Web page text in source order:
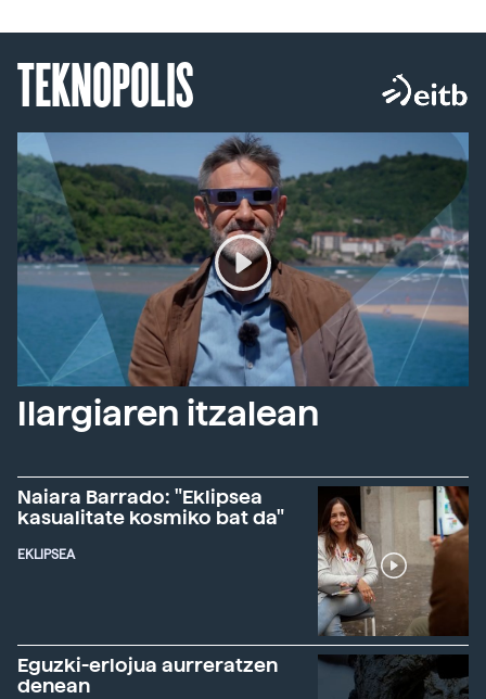
TEKNOPOLIS
Ilargiaren itzalean
Naiara Barrado: "Eklipsea
kasualitate kosmiko bat da"
EKLIPSEA
Eguzki-erlojua aurreratzen
denean